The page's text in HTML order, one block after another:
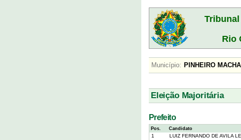
Rio
Município: PINHEIRO
Eleição Majoritária
Prefeito
Pos. Candidato
1 LUIZ FERNANDO DE AVILA